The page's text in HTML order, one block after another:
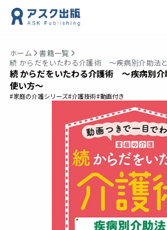
ホーム
書籍一覧
続 からだをいたわる介護術 ～疾病別介助法
続 からだをいたわる介護術 ～疾病別介
使い方～
#家庭の介護シリーズ#介護技術#動画付き